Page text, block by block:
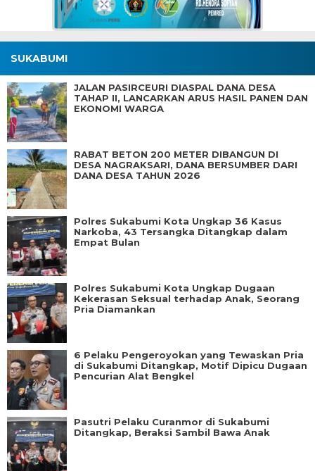
SUKABUMI
JALAN PASIRCEURI DIASPAL DANA DESA
TAHAP II, LANCARKAN ARUS HASIL PANEN DAN
EKONOMI WARGA
RABAT BETON 200 METER DIBANGUN DI
DESA NAGRAKSARI, DANA BERSUMBER DARI
DANA DESA TAHUN 2026
Polres Sukabumi Kota Ungkap 36 Kasus
Narkoba, 43 Tersangka Ditangkap dalam
Empat Bulan
Polres Sukabumi Kota Ungkap Dugaan
Kekerasan Seksual terhadap Anak, Seorang
Pria Diamankan
6 Pelaku Pengeroyokan yang Tewaskan Pria
di Sukabumi Ditangkap, Motif Dipicu Dugaan
Pencurian Alat Bengkel
Pasutri Pelaku Curanmor di Sukabumi
Ditangkap, Beraksi Sambil Bawa Anak